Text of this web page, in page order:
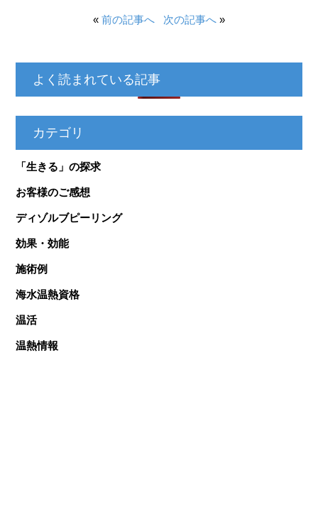
« 前の記事へ 次の記事へ »
よく読まれている記事
カテゴリ
「生きる」の探求
お客様のご感想
ディゾルブピーリング
効果・効能
施術例
海水温熱資格
温活
温熱情報